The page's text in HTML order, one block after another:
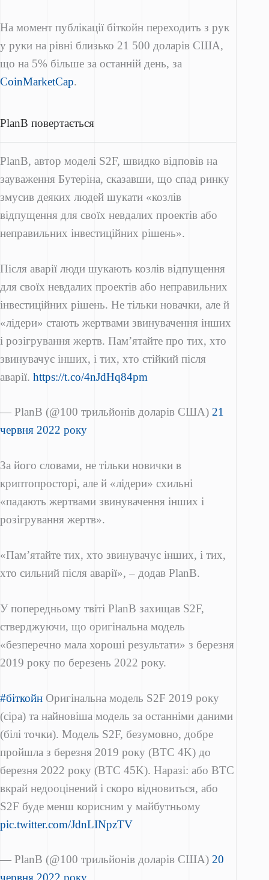
На момент публікації біткойн переходить з рук
у руки на рівні близько 21 500 доларів США,
що на 5% більше за останній день, за
CoinMarketCap.
PlanB повертається
PlanB, автор моделі S2F, швидко відповів на
зауваження Бутеріна, сказавши, що спад ринку
змусив деяких людей шукати «козлів
відпущення для своїх невдалих проектів або
неправильних інвестиційних рішень».
Після аварії люди шукають козлів відпущення
для своїх невдалих проектів або неправильних
інвестиційних рішень. Не тільки новачки, але й
«лідери» стають жертвами звинувачення інших
і розігрування жертв. Пам’ятайте про тих, хто
звинувачує інших, і тих, хто стійкий після
аварії. https://t.co/4nJdHq84pm
— PlanB (@100 трильйонів доларів США) 21
червня 2022 року
За його словами, не тільки новички в
криптопросторі, але й «лідери» схильні
«падають жертвами звинувачення інших і
розігрування жертв».
«Пам’ятайте тих, хто звинувачує інших, і тих,
хто сильний після аварії», – додав PlanB.
У попередньому твіті PlanB захищав S2F,
стверджуючи, що оригінальна модель
«безперечно мала хороші результати» з березня
2019 року по березень 2022 року.
#біткойн Оригінальна модель S2F 2019 року
(сіра) та найновіша модель за останніми даними
(білі точки). Модель S2F, безумовно, добре
пройшла з березня 2019 року (BTC 4K) до
березня 2022 року (BTC 45K). Наразі: або BTC
вкрай недооцінений і скоро відновиться, або
S2F буде менш корисним у майбутньому
pic.twitter.com/JdnLINpzTV
— PlanB (@100 трильйонів доларів США) 20